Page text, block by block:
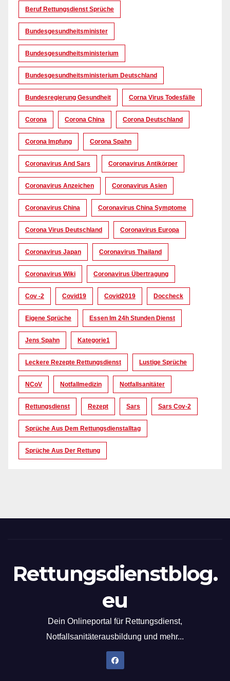
Beruf Rettungsdienst Sprüche
Bundesgesundheitsminister
Bundesgesundheitsministerium
Bundesgesundheitsministerium Deutschland
Bundesregierung Gesundheit Corna Virus Todesfälle
Corona Corona China Corona Deutschland
Corona Impfung Corona Spahn
Coronavirus And Sars Coronavirus Antikörper
Coronavirus Anzeichen Coronavirus Asien
Coronavirus China Coronavirus China Symptome
Corona Virus Deutschland Coronavirus Europa
Coronavirus Japan Coronavirus Thailand
Coronavirus Wiki Coronavirus Übertragung
Cov -2 Covid19 Covid2019 Doccheck
Eigene Sprüche Essen Im 24h Stunden Dienst
Jens Spahn Kategorie1
Leckere Rezepte Rettungsdienst Lustige Sprüche
NCoV Notfallmedizin Notfallsanitäter
Rettungsdienst Rezept Sars Sars Cov-2
Sprüche Aus Dem Rettungsdienstalltag
Sprüche Aus Der Rettung
Rettungsdienstblog.
eu
Dein Onlineportal für Rettungsdienst,
Notfallsanitäterausbildung und mehr...